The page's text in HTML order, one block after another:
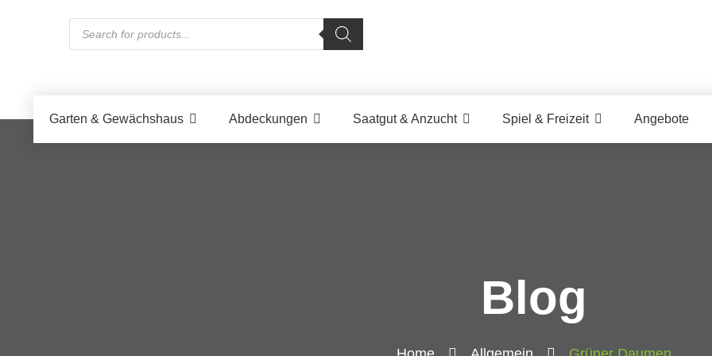
Products
Garten & Gewächshaus Abdeckungen Saatgut & Anzucht Spiel & Freizeit Angebote
Blog